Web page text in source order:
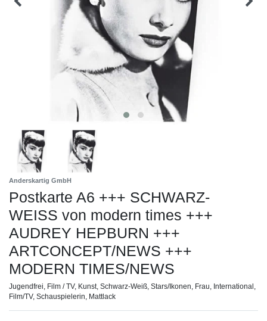
Anderskartig GmbH
Postkarte A6 +++ SCHWARZ-
WEISS von modern times +++
AUDREY HEPBURN +++
ARTCONCEPT/NEWS +++
MODERN TIMES/NEWS
Jugendfrei, Film / TV, Kunst, Schwarz-Weiß, Stars/Ikonen, Frau, International,
Film/TV, Schauspielerin, Mattlack